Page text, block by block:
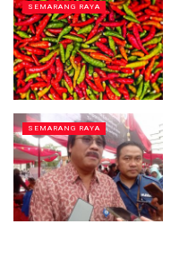
SEMARANG RAYA
SEMARANG RAYA